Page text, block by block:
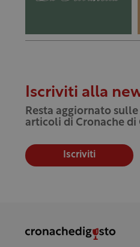
Iscriviti alla
Resta aggiornato
articoli di Cronache di
Iscriviti